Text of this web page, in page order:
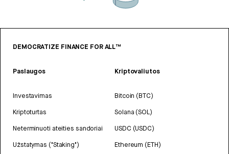
DEMOCRATIZE FINANCE FOR ALL™
Paslaugos
Investavimas
Kriptoturtas
Neterminuoti ateities sandoriai
Užstatymas ("Staking")
Kriptovaliutos
Bitcoin (BTC)
Solana (SOL)
USDC (USDC)
Ethereum (ETH)